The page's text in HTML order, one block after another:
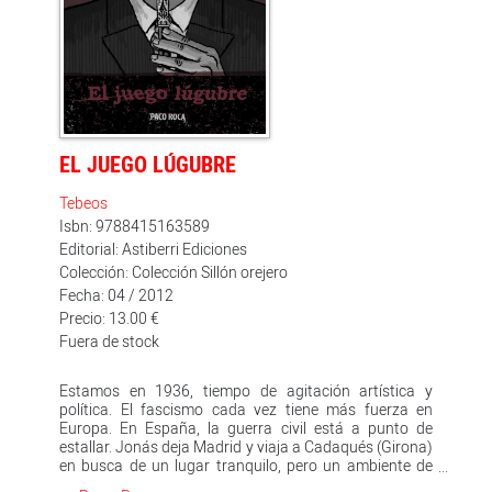
apareciendo semanalmente durante año y medio en el
periódico valenciano 'Las Provincias', describen en todo
caso a Paco Roca como un atento observador de
comportamientos propios y ajenos. Junto con esta 3.ª
edición de las aventuras del álter ego de Paco Roca, se
publica su continuación, 'Andanzas de un hombre en
pijama'.
EL JUEGO LÚGUBRE
Tebeos
Isbn: 9788415163589
Editorial: Astiberri Ediciones
Colección: Colección Sillón orejero
Fecha: 04 / 2012
Precio: 13.00 €
Fuera de stock
Estamos en 1936, tiempo de agitación artística y
política. El fascismo cada vez tiene más fuerza en
Europa. En España, la guerra civil está a punto de
estallar. Jonás deja Madrid y viaja a Cadaqués (Girona)
en busca de un lugar tranquilo, pero un ambiente de